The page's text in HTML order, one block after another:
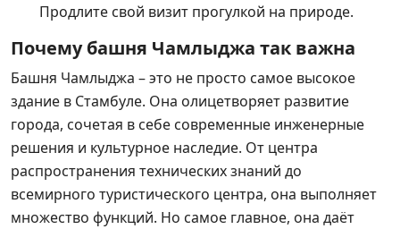
Продлите свой визит прогулкой на природе.
Почему башня Чамлыджа так важна
Башня Чамлыджа – это не просто самое высокое
здание в Стамбуле. Она олицетворяет развитие
города, сочетая в себе современные инженерные
решения и культурное наследие. От центра
распространения технических знаний до
всемирного туристического центра, она выполняет
множество функций. Но самое главное, она даёт